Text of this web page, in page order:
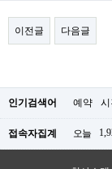
이전글 다음글
인기검색어 예약
접속자집계 오늘